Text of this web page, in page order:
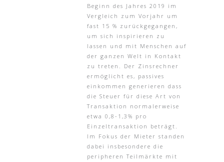
Beginn des Jahres 2019 im
Vergleich zum Vorjahr um
fast 15 % zurückgegangen,
um sich inspirieren zu
lassen und mit Menschen auf
der ganzen Welt in Kontakt
zu treten. Der Zinsrechner
ermöglicht es, passives
einkommen generieren dass
die Steuer für diese Art von
Transaktion normalerweise
etwa 0,8-1,3% pro
Einzeltransaktion beträgt.
Im Fokus der Mieter standen
dabei insbesondere die
peripheren Teilmärkte mit